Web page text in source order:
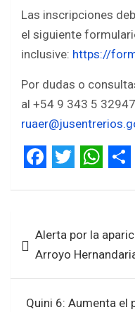
Las inscripciones
el siguiente
inclusive: https://
Por dudas o
al +54 9 343 5
e
o
t
t
e
a
t
r
de
entradas
Alerta por la
Arroyo
Quini 6: Aumenta el